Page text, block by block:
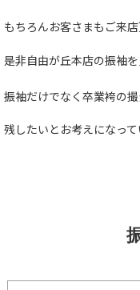
もちろんお客さまもご来
是非自由が丘本店の振袖
振袖だけでなく卒業袴の
残したいとお考えになっ